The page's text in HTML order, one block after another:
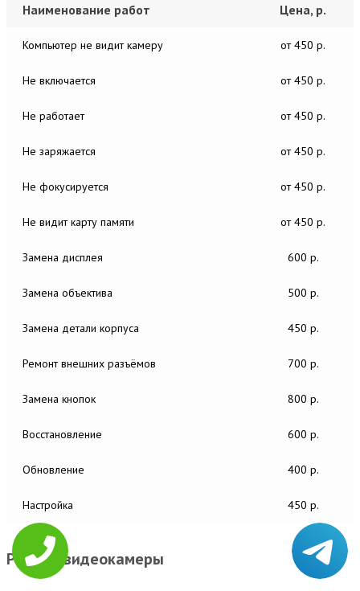
Наименование работ Цена, р.
Компьютер не видит камеру от 450 р.
Не включается от 450 р.
Не работает от 450 р.
Не заряжается от 450 р.
Не фокусируется от 450 р.
Не видит карту памяти от 450 р.
Замена дисплея 600 р.
Замена объектива 500 р.
Замена детали корпуса 450 р.
Ремонт внешних разъёмов 700 р.
Замена кнопок 800 р.
Восстановление 600 р.
Обновление 400 р.
Настройка 450 р.
Ремонт видеокамеры